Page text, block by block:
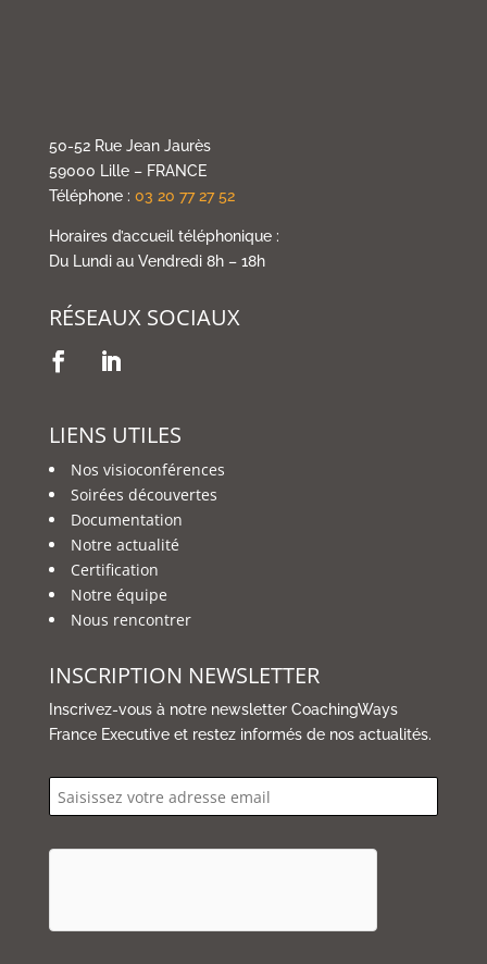
50-52 Rue Jean Jaurès
59000 Lille – FRANCE
Téléphone : 03 20 77 27 52
Horaires d’accueil téléphonique :
Du Lundi au Vendredi 8h – 18h
RÉSEAUX SOCIAUX
LIENS UTILES
Nos visioconférences
Soirées découvertes
Documentation
Notre actualité
Certification
Notre équipe
Nous rencontrer
INSCRIPTION NEWSLETTER
Inscrivez-vous à notre newsletter CoachingWays
France Executive et restez informés de nos actualités.
email